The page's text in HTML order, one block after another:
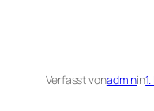
Verfasst vonadminin